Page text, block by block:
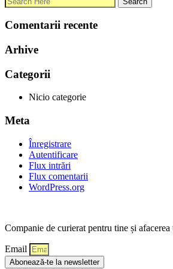
Comentarii recente
Arhive
Categorii
Nicio categorie
Meta
Înregistrare
Autentificare
Flux intrări
Flux comentarii
WordPress.org
Companie de curierat pentru tine și
Email
Abonează-te la newsletter